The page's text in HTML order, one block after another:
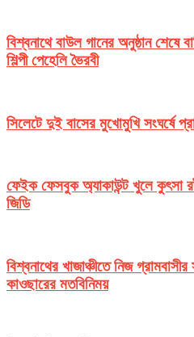
বিশ্বনাথে বাউল গানের অনুষ্ঠান শেষে
শিল্পী পেহেলি ভৈরবী
সিলেটে দুই বাসের মুখোমুখি সংঘর্ষে
ফেইক ফেসবুক অ্যাকাউন্ট খুলে কুৎসা
জিডি
বিশ্বনাথের খাজাঞ্চীতে নিজ
কাওছারের মতবিনিময়